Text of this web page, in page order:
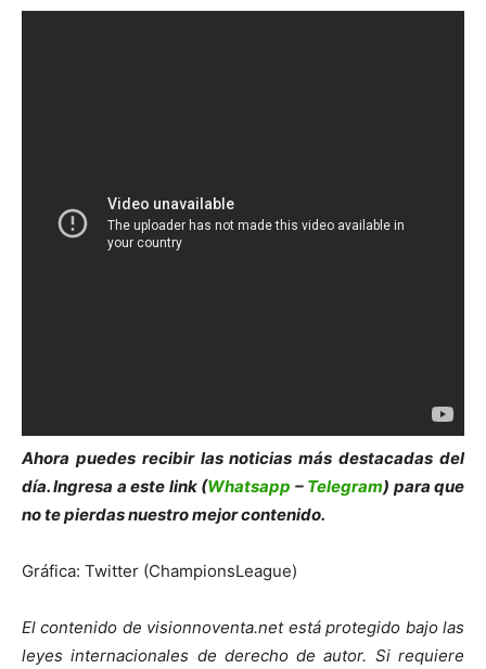
Ahora puedes recibir las noticias más destacadas del
día. Ingresa a este link (Whatsapp – Telegram) para que
no te pierdas nuestro mejor contenido.
Gráfica: Twitter (ChampionsLeague)
El contenido de visionnoventa.net está protegido bajo las
leyes internacionales de derecho de autor. Si requiere